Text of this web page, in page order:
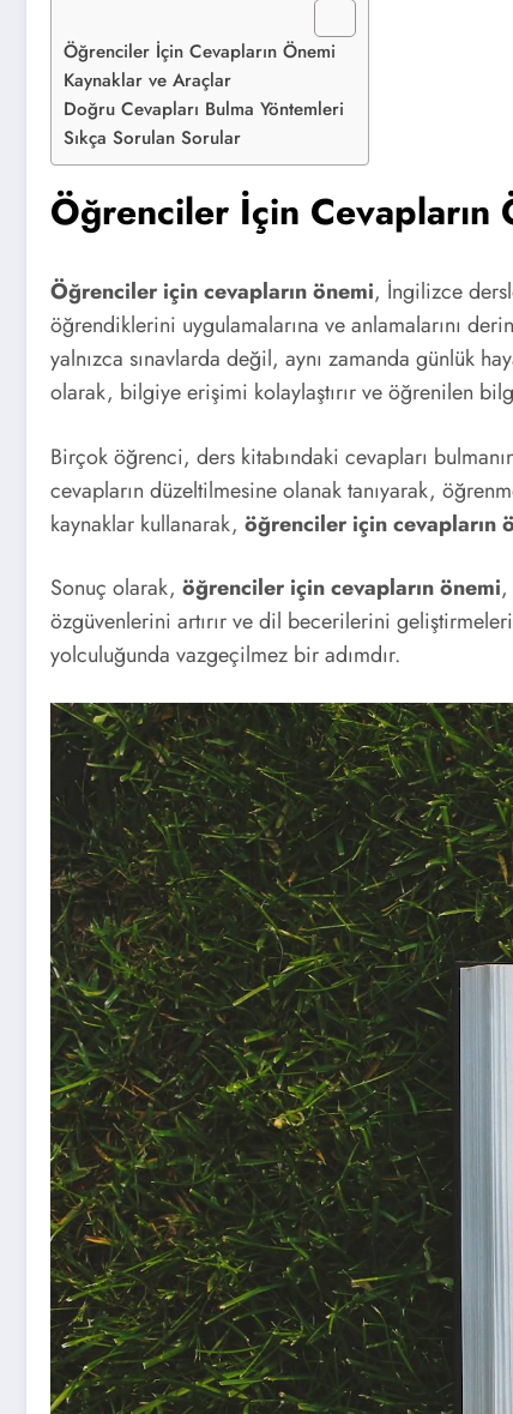
Öğrenciler İçin Cevapların Önemi
Kaynaklar ve Araçlar
Doğru Cevapları Bulma Yöntemleri
Sıkça Sorulan Sorular
Öğrenciler İçin Cevapların
Öğrenciler için cevapların önemi, İngilizce
öğrendiklerini uygulamalarına ve anlamalarını
yalnızca sınavlarda değil, aynı zamanda günlük
olarak, bilgiye erişimi kolaylaştırır ve öğrenilen
Birçok öğrenci, ders kitabındaki cevapları
cevapların düzeltilmesine olanak tanıyarak,
kaynaklar kullanarak, öğrenciler için cevapların
Sonuç olarak, öğrenciler için cevapların önemi,
özgüvenlerini artırır ve dil becerilerini
yolculuğunda vazgeçilmez bir adımdır.